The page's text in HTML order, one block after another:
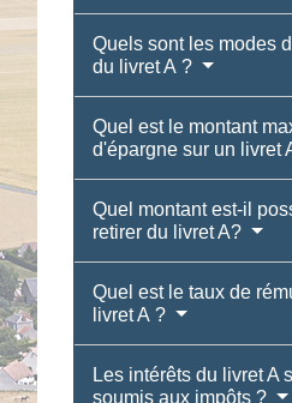
Quels sont les modes
du livret A ?
Quel est le montant
d'épargne sur un livret
Quel montant est-il
retirer du livret A?
Quel est le taux de
livret A ?
Les intérêts du livret A
soumis aux impôts ?